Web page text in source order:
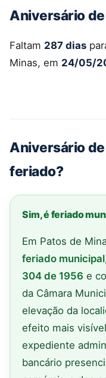
Aniversário
Faltam 287 dias
Minas, em 24/05/
Aniversário de
feriado?
Sim, é feriado
Em Patos de
feriado municipal
304 de 1956 e
da Câmara
elevação da
efeito mais
expediente
bancário